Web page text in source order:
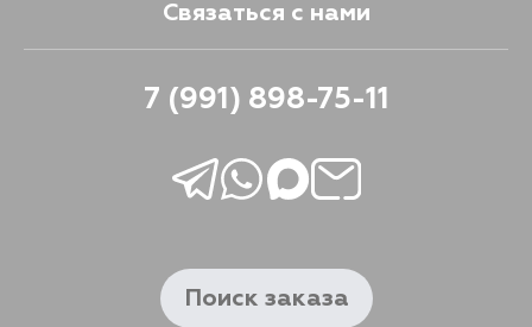
Связаться с нами
7 (991) 898-75-11
Поиск заказа